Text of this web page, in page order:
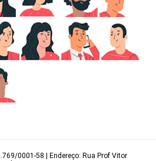
0001-58 | Endereço: Rua Prof Vitor